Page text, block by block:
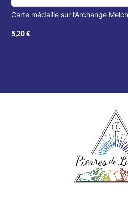
Carte médaille sur l’Archange
5,20€